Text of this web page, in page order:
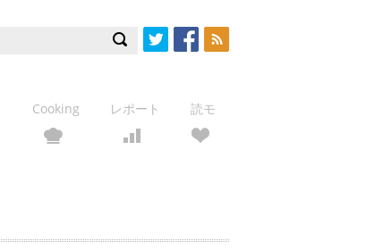
Cooking レポート 読モ